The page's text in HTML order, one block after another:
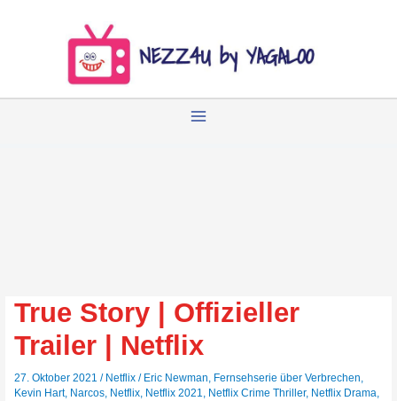
True Story | Offizieller
Trailer | Netflix
27. Oktober 2021/ Netflix / Eric Newman Fernsehserie über Verbrechen
Kevin Hart, Narcos Netflix Netflix 2021 Netflix Crime Thriller, Netflix Drama